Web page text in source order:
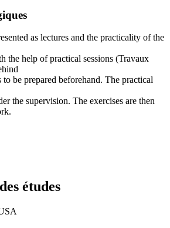
as lectures and the practicality of the
the help of practical sessions (Travaux
to be prepared beforehand. The practical
the supervision. The exercises are then
études